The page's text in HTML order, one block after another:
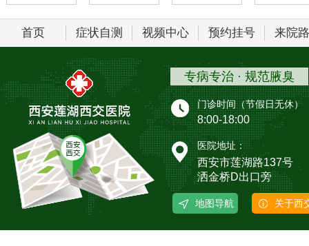
首页 症状自测 视频中心 预约挂号 来院
专病专治 · 规范腋臭
门诊时间（节假日无休）
8:00-18:00
医院地址：
西安市莲湖路137号
洒金桥D出口旁
地图导航 关于西